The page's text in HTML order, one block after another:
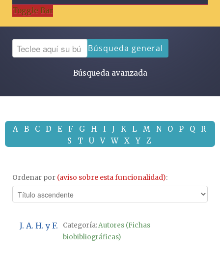
Toggle Bar
Búsqueda general
Búsqueda avanzada
A B C D E F G H I J K L M N O P Q
R
S
T U V W X Y Z
Ordenar por (aviso sobre esta funcionalidad):
J. A. H. y F. Categoría:Autores (Fichas
biobibliográficas)